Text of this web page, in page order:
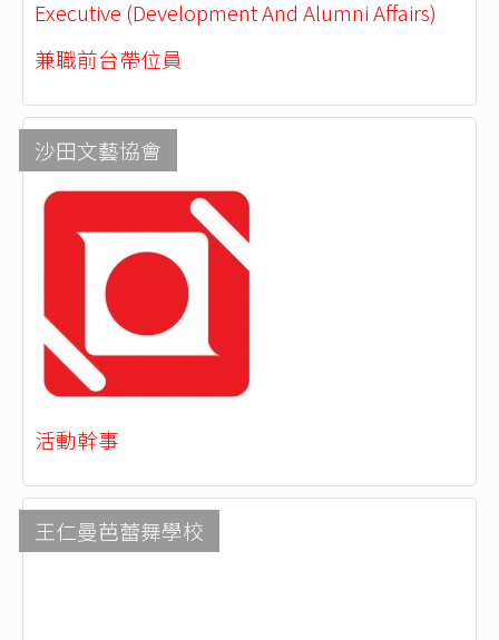
Executive (Development And Alumni Affairs)
兼職前台帶位員
沙田文藝協會
活動幹事
王仁曼芭蕾舞學校